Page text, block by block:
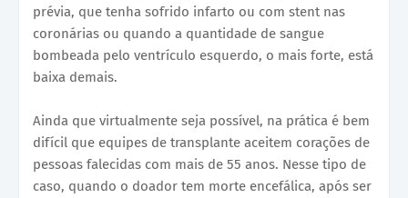
prévia, que tenha sofrido infarto ou com stent nas
coronárias ou quando a quantidade de sangue
bombeada pelo ventrículo esquerdo, o mais forte, está
baixa demais.
Ainda que virtualmente seja possível, na prática é bem
difícil que equipes de transplante aceitem corações de
pessoas falecidas com mais de 55 anos. Nesse tipo de
caso, quando o doador tem morte encefálica, após ser